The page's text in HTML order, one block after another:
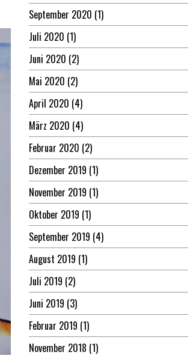
September 2020 (1)
Juli 2020 (1)
Juni 2020 (2)
Mai 2020 (2)
April 2020 (4)
März 2020 (4)
Februar 2020 (2)
Dezember 2019 (1)
November 2019 (1)
Oktober 2019 (1)
September 2019 (4)
August 2019 (1)
Juli 2019 (2)
Juni 2019 (3)
Februar 2019 (1)
November 2018 (1)